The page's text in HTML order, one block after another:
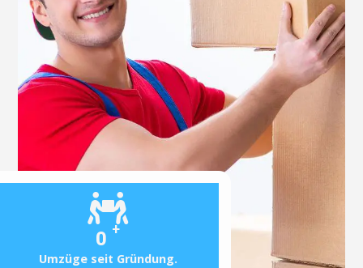
0 +
Umzüge seit Gründung.